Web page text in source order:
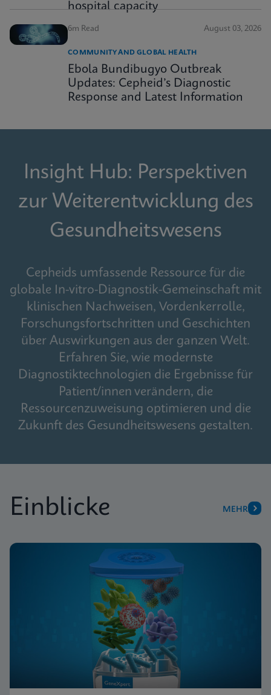
hospital capacity
6m Read August 03, 2026
COMMUNITY AND GLOBAL HEALTH
Ebola Bundibugyo Outbreak
Updates: Cepheid’s Diagnostic
Response and Latest Information
Insight Hub: Perspektiven
zur Weiterentwicklung des
Gesundheitswesens
Cepheids umfassende Ressource für die
globale In-vitro-Diagnostik-Gemeinschaft mit
klinischen Nachweisen, Vordenkerrolle,
Forschungsfortschritten und Geschichten
über Auswirkungen aus der ganzen Welt.
Erfahren Sie, wie modernste
Diagnostiktechnologien die Ergebnisse für
Patient/innen verändern, die
Ressourcenzuweisung optimieren und die
Zukunft des Gesundheitswesens gestalten.
Einblicke MEHR